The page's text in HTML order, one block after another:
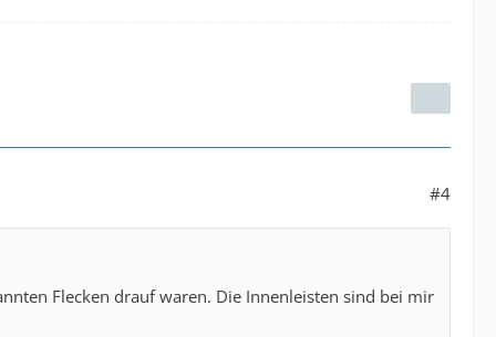
#4
Flecken drauf waren. Die Innenleisten sind bei mir